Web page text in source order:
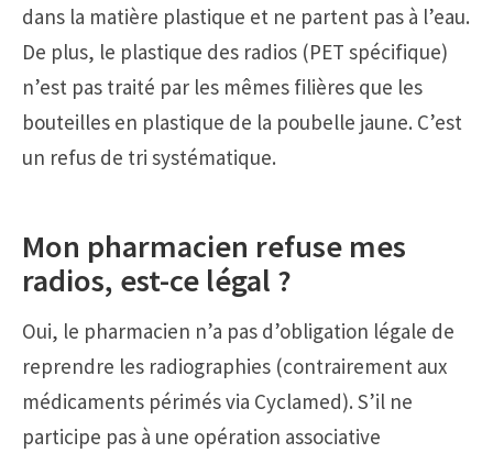
dans la matière plastique et ne partent pas à l’eau.
De plus, le plastique des radios (PET spécifique)
n’est pas traité par les mêmes filières que les
bouteilles en plastique de la poubelle jaune. C’est
un refus de tri systématique.
Mon pharmacien refuse mes
radios, est-ce légal ?
Oui, le pharmacien n’a pas d’obligation légale de
reprendre les radiographies (contrairement aux
médicaments périmés via Cyclamed). S’il ne
participe pas à une opération associative